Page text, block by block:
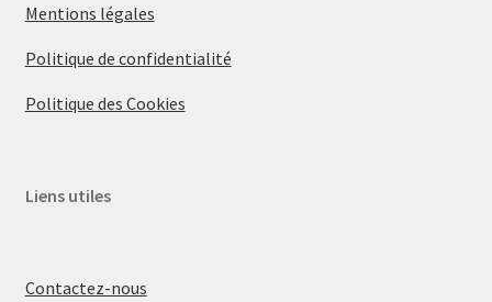
Mentions légales
Politique de confidentialité
Politique des Cookies
Liens utiles
Contactez-nous